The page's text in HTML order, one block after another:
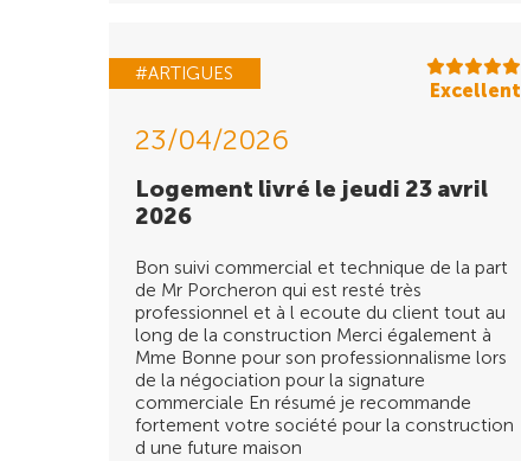
#ARTIGUES
Excellent
23/04/2026
Logement livré le jeudi 23 avril
2026
Bon suivi commercial et technique de la part
de Mr Porcheron qui est resté très
professionnel et à l ecoute du client tout au
long de la construction Merci également à
Mme Bonne pour son professionnalisme lors
de la négociation pour la signature
commerciale En résumé je recommande
fortement votre société pour la construction
d une future maison